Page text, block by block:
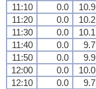
11:10
0.0 10.9
11:20
0.0 10.2
11:30
0.0 10.1
11:40
0.0 9.7
11:50
0.0 9.9
12:00
0.0 10.0
12:10
0.0 9.7